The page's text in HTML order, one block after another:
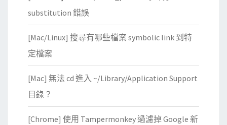
substitution 錯誤
[Mac/Linux] 搜尋有哪些檔案 symbolic link 到特
定檔案
[Mac] 無法 cd 進入 ~/Library/Application Support
目錄？
[Chrome] 使用 Tampermonkey 過濾掉 Google 新